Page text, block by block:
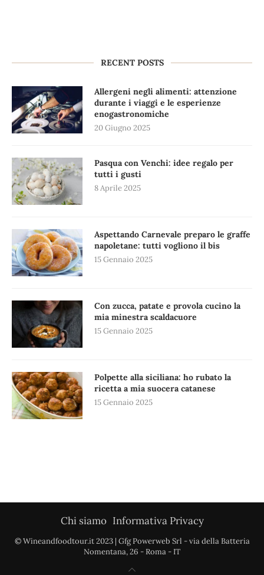
RECENT POSTS
Allergeni negli alimenti: attenzione
durante i viaggi e le esperienze
enogastronomiche
20 Giugno 2025
Pasqua con Venchi: idee regalo per
tutti i gusti
8 Aprile 2025
Aspettando Carnevale preparo le graffe
napoletane: tutti vogliono il bis
15 Gennaio 2025
Con zucca, patate e provola cucino la
mia minestra scaldacuore
15 Gennaio 2025
Polpette alla siciliana: ho rubato la
ricetta a mia suocera catanese
15 Gennaio 2025
Chi siamo Informativa Privacy
© Wineandfoodtour.it 2023 | Gfg Powerweb Srl - via della Batteria
Nomentana, 26 - Roma - IT